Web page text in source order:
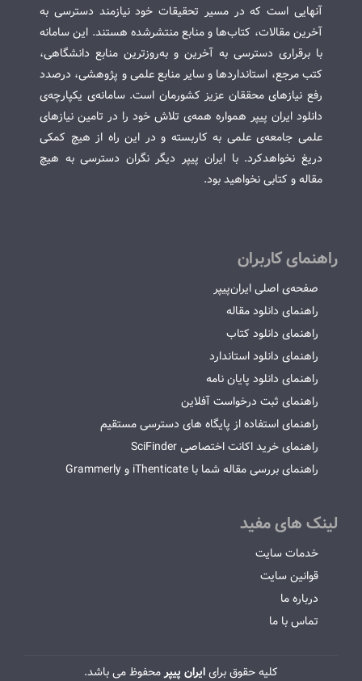
آنهایی است که در مسیر تحقیقات خود نیازمند دسترسی به
آخرین مقالات، کتاب‌ها و منابع منتشرشده هستند. این سامانه
با برقراری دسترسی به آخرین و به‌روزترین منابع دانشگاهی،
کتب مرجع، استانداردها و سایر منابع علمی و پژوهشی، درصدد
رفع نیازهای محققان عزیز کشورمان است. سامانه‌ی یکپارچه‌ی
دانلود ایران پیپر همواره همه‌ی تلاش خود را در تامین نیازهای
علمی جامعه‌ی علمی به کاربسته و در این راه از هیچ کمکی
دریغ نخواهدکرد. با ایران پیپر دیگر نگران دسترسی به هیچ
مقاله و کتابی نخواهید بود.
راهنمای کاربران
صفحه‌ی اصلی ایران‌پیپر
راهنمای دانلود مقاله
راهنمای دانلود کتاب
راهنمای دانلود استاندارد
راهنمای دانلود پایان نامه
راهنمای ثبت درخواست آفلاین
راهنمای استفاده از پایگاه های دسترسی مستقیم
راهنمای خرید اکانت اختصاصی SciFinder
راهنمای بررسی مقاله شما با iThenticate و Grammerly
لینک های مفید
خدمات سایت
قوانین سایت
درباره ما
تماس با ما
کلیه حقوق برایایران پیپرمحفوظ می باشد.